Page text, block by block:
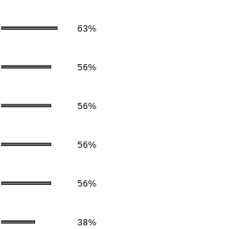
63%
56%
56%
56%
56%
38%